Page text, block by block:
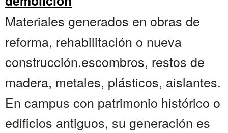
Materiales generados en obras de
reforma, rehabilitación o nueva
construcción.escombros, restos de
madera, metales, plásticos, aislantes.
En campus con patrimonio histórico o
edificios antiguos, su generación es